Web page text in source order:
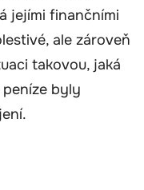
jejími finančními
ale zároveň
takovou, jaká
byly